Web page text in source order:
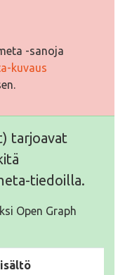
-sanoja
kuvaus
tarjoavat
tiedoilla.
Open Graph